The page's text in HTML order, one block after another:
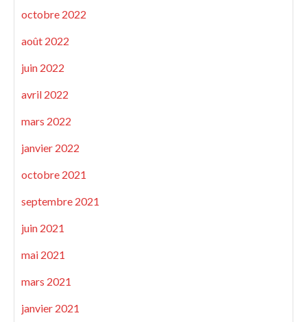
octobre 2022
août 2022
juin 2022
avril 2022
mars 2022
janvier 2022
octobre 2021
septembre 2021
juin 2021
mai 2021
mars 2021
janvier 2021